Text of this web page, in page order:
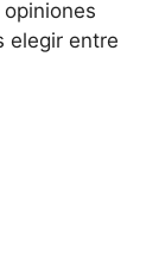
elegir entre